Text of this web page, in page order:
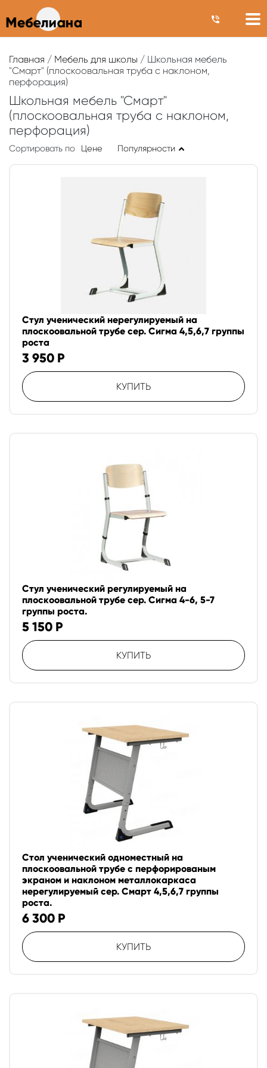
Главная / Мебель для школы / Школьная мебель
"Смарт" (плоскоовальная труба с наклоном,
перфорация)
Школьная мебель "Смарт"
(плоскоовальная труба с наклоном,
перфорация)
Сортировать по Цене Популярности
Стул ученический нерегулируемый на
плоскоовальной трубе сер. Сигма 4,5,6,7 группы
роста
3 950 Р
КУПИТЬ
Стул ученический регулируемый на
плоскоовальной трубе сер. Сигма 4-6, 5-7
группы роста.
5 150 Р
КУПИТЬ
Стол ученический одноместный на
плоскоовальной трубе с перфорированым
экраном и наклоном металлокаркаса
нерегулируемый сер. Смарт 4,5,6,7 группы
роста.
6 300 Р
КУПИТЬ